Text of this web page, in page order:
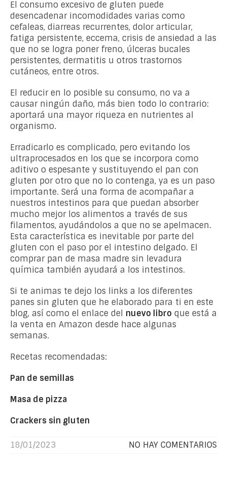
El consumo excesivo de gluten puede
desencadenar incomodidades varias como
cefaleas, diarreas recurrentes, dolor articular,
fatiga persistente, eccema, crisis de ansiedad a las
que no se logra poner freno, úlceras bucales
persistentes, dermatitis u otros trastornos
cutáneos, entre otros.
El reducir en lo posible su consumo, no va a
causar ningún daño, más bien todo lo contrario:
aportará una mayor riqueza en nutrientes al
organismo.
Erradicarlo es complicado, pero evitando los
ultraprocesados en los que se incorpora como
aditivo o espesante y sustituyendo el pan con
gluten por otro que no lo contenga, ya es un paso
importante. Será una forma de acompañar a
nuestros intestinos para que puedan absorber
mucho mejor los alimentos a través de sus
filamentos, ayudándolos a que no se apelmacen.
Esta característica es inevitable por parte del
gluten con el paso por el intestino delgado. El
comprar pan de masa madre sin levadura
química también ayudará a los intestinos.
Si te animas te dejo los links a los diferentes
panes sin gluten que he elaborado para ti en este
blog, así como el enlace del nuevo libro que está a
la venta en Amazon desde hace algunas
semanas.
Recetas recomendadas:
Pan de semillas
Masa de pizza
Crackers sin gluten
18/01/2023 NO HAY COMENTARIOS